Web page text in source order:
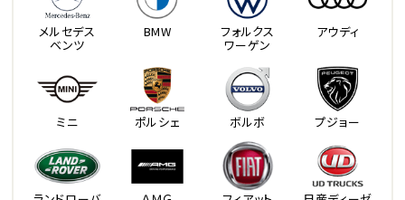
メルセデス
ベンツ
BMW フォルクス
ワーゲン
アウディ
ミニ ポルシェ ボルボ プジョー